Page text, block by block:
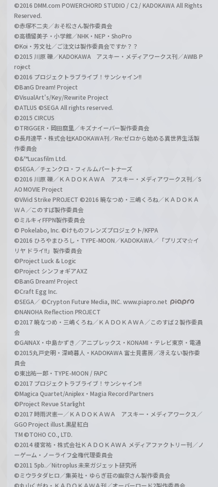
©2016 DMM.com POWERCHORD STUDIO / C2 / KADOKAWA All Rights
Reserved.
©赤塚不二夫／おそ松さん製作委員会
©高橋留美子・小学館／NHK・NEP・ShoPro
©Koi・芳文社／ご注文は製作委員会ですか？？
©2015 川原 礫／KADOKAWA アスキー・メディアワークス刊／AWIB P
roject
©2016 プロジェクトラブライブ！サンシャイン!!
©BanG Dream! Project
©VisualArt's/Key/Rewrite Project
©ATLUS ©SEGA All rights reserved.
©2015 CIRCUS
©TRIGGER・岡田麿里／キズナイーバー製作委員会
©長月達平・株式会社KADOKAWA刊／Re:ゼロから始める異世界生活製
作委員会
©&™Lucasfilm Ltd.
©SEGA／チェンクロ・フィルムパートナーズ
©2016 川原 礫／ＫＡＤＯＫＡＷＡ アスキー・メディアワークス刊／S
AO MOVIE Project
©ViVid Strike PROJECT ©2016 暁なつめ・三嶋くろね／ＫＡＤＯＫＡ
ＷＡ／このすば製作委員会
©ミルキィFFPN製作委員会
© Pokelabo, Inc. ©けものフレンズプロジェクト/KFPA
©2016 ひろやまひろし・TYPE-MOON／KADOKAWA／「プリズマ☆イ
リヤ ドライ!!」製作委員会
©Project Luck & Logic
©Project シンフォギアAXZ
©BanG Dream! Project
©Craft Egg Inc.
©SEGA／ ©Crypton Future Media, INC. www.piapro.net
©NANOHA Reflection PROJECT
©2017 暁なつめ・三嶋くろね／ＫＡＤＯＫＡＷＡ／このすば２製作委員
会
©GAINAX・中島かずき／アニプレックス・KONAMI・テレビ東京・電通
©2015丸戸史明・深崎暮人・KADOKAWA 富士見書房／冴えない製作委
員会
©東出祐一郎・TYPE-MOON / FAPC
©2017 プロジェクトラブライブ！サンシャイン!!
©Magica Quartet/Aniplex・Magia Record Partners
©Project Revue Starlight
©2017 時雨沢恵一／ＫＡＤＯＫＡＷＡ アスキー・メディアワークス／
GGO Project illust.黒星紅白
TM ©TOHO CO., LTD.
©2014 榎宮祐・株式会社ＫＡＤＯＫＡＷＡ メディアファクトリー刊／ノ
ーゲーム・ノーライフ全権代理委員会
©2011 5pb.／Nitroplus 未来ガジェット研究所
©ミウラタダヒロ／集英社・ゆらぎ荘の幽奈さん製作委員会
©丸山くがね・ＫＡＤＯＫＡＷＡ刊／オーバーロード2製作委員会